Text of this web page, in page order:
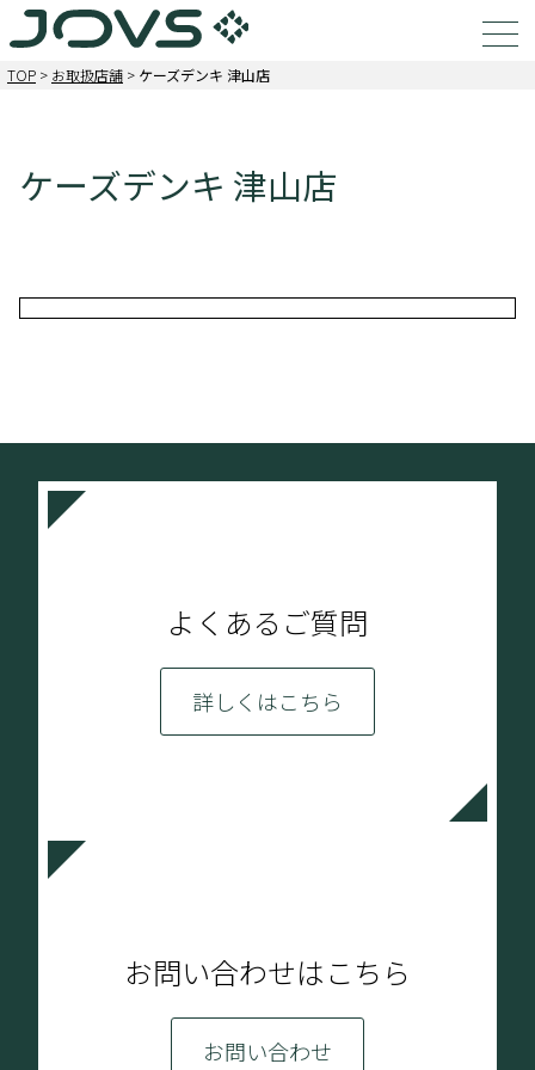
TOP > お取扱店舗 > ケーズデンキ 津山店
ケーズデンキ 津山店
よくあるご質問
詳しくはこちら
お問い合わせはこちら
お問い合わせ